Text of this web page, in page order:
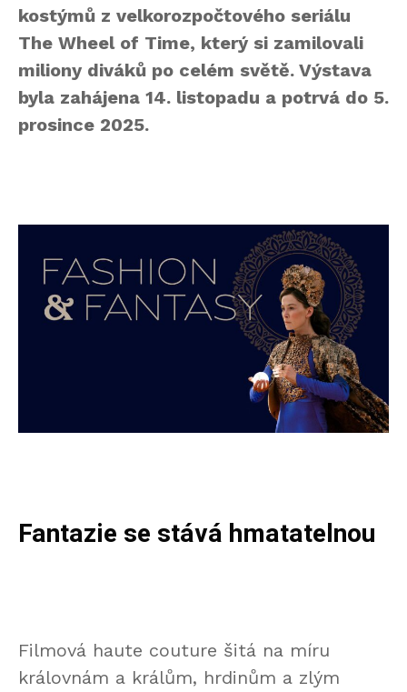
kostýmů z velkorozpočtového seriálu
The Wheel of Time, který si zamilovali
miliony diváků po celém světě. Výstava
byla zahájena 14. listopadu a potrvá do 5.
prosince 2025.
Fantazie se stává hmatatelnou
Filmová haute couture šitá na míru
královnám a králům, hrdinům a zlým